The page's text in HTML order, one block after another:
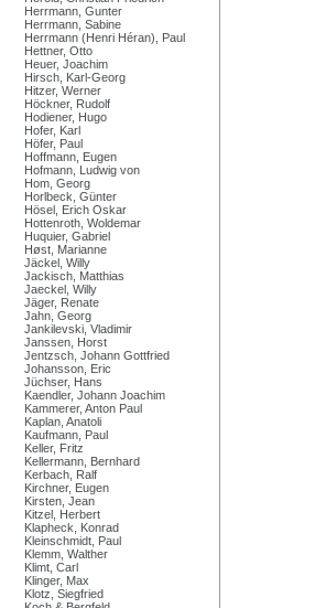
Herrmann, Gunter
Herrmann, Sabine
Herrmann (Henri Héran), Paul
Hettner, Otto
Heuer, Joachim
Hirsch, Karl-Georg
Hitzer, Werner
Höckner, Rudolf
Hodiener, Hugo
Hofer, Karl
Höfer, Paul
Hoffmann, Eugen
Hofmann, Ludwig von
Hom, Georg
Horlbeck, Günter
Hösel, Erich Oskar
Hottenroth, Woldemar
Huquier, Gabriel
Høst, Marianne
Jäckel, Willy
Jackisch, Matthias
Jaeckel, Willy
Jäger, Renate
Jahn, Georg
Jankilevski, Vladimir
Janssen, Horst
Jentzsch, Johann Gottfried
Johansson, Eric
Jüchser, Hans
Kaendler, Johann Joachim
Kammerer, Anton Paul
Kaplan, Anatoli
Kaufmann, Paul
Keller, Fritz
Kellermann, Bernhard
Kerbach, Ralf
Kirchner, Eugen
Kirsten, Jean
Kitzel, Herbert
Klapheck, Konrad
Kleinschmidt, Paul
Klemm, Walther
Klimt, Carl
Klinger, Max
Klotz, Siegfried